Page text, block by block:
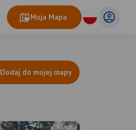
Moja Mapa
Dodaj do mojej mapy